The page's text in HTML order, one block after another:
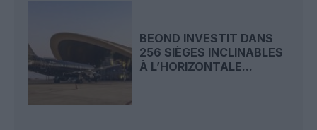
BEOND INVESTIT DANS
256 SIÈGES INCLINABLES
À L’HORIZONTALE...